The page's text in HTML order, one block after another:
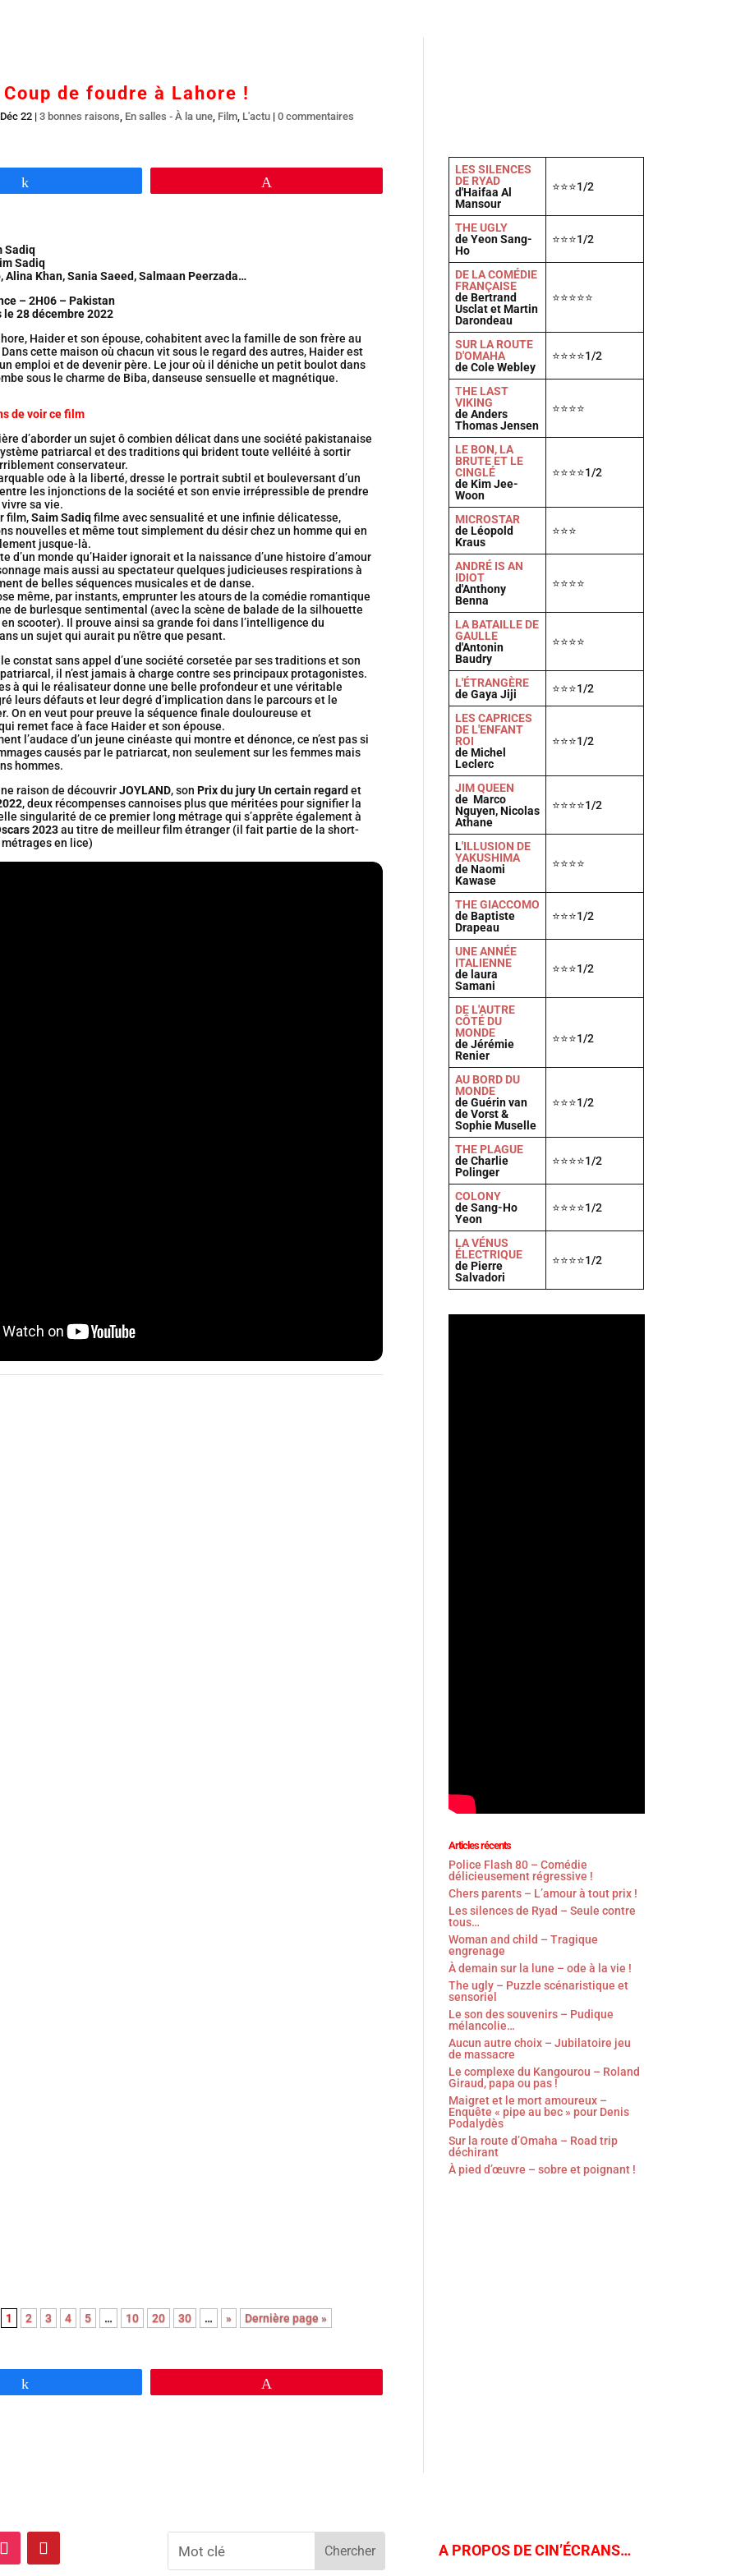
de foudre à Lahore !
22| 3 bonnes raisons, En salles - À la une, Film, L'actu| 0 commentaires
Sadiq
Sadiq
Alina Khan, Sania Saeed, Salmaan Peerzada…
– 2H06 – Pakistan
28 décembre 2022
Haider et son épouse, cohabitent avec la famille de son frère au
cette maison où chacun vit sous le regard des autres, Haider est
emploi et de devenir père. Le jour où il déniche un petit boulot dans
sous le charme de Biba, danseuse sensuelle et magnétique.
de voir ce film
d’aborder un sujet ô combien délicat dans une société pakistanaise
patriarcal et des traditions qui brident toute velléité à sortir
conservateur.
ode à la liberté, dresse le portrait subtil et bouleversant d’un
les injonctions de la société et son envie irrépressible de prendre
sa vie.
film,Saim Sadiqfilme avec sensualité et une infinie délicatesse,
nouvelles et même tout simplement du désir chez un homme qui en
jusque-là.
d’un monde qu’Haider ignorait et la naissance d’une histoire d’amour
mais aussi au spectateur quelques judicieuses respirations à
de belles séquences musicales et de danse.
même, par instants, emprunter les atours de la comédie romantique
de burlesque sentimental (avec la scène de balade de la silhouette
scooter). Il prouve ainsi sa grande foi dans l’intelligence du
un sujet qui aurait pu n’être que pesant.
constat sans appel d’une société corsetée par ses traditions et son
il n’est jamais à charge contre ses principaux protagonistes.
à qui le réalisateur donne une belle profondeur et une véritable
leurs défauts et leur degré d’implication dans le parcours et le
On en veut pour preuve la séquence finale douloureuse et
remet face à face Haider et son épouse.
l’audace d’un jeune cinéaste qui montre et dénonce, ce n’est pas si
causés par le patriarcat, non seulement sur les femmes mais
hommes.
raison de découvrirJOYLAND, son Prix du jury Un certain regardet
, deux récompenses cannoises plus que méritées pour signifier la
singularité de ce premier long métrage qui s’apprête également à
2023au titre de meilleur film étranger (il fait partie de la short-
en lice)
1 2 3 4 5 … 10 20 30 … » Dernière page »
LES SILENCES
DE RYAD
d'Haifaa Al
Mansour
⭐⭐⭐1/2
THE UGLY
de Yeon Sang-
Ho
⭐⭐⭐1/2
DE LA COMÉDIE
FRANÇAISE
de Bertrand
Usclat et Martin
Darondeau
⭐⭐⭐⭐⭐
SUR LA ROUTE
D'OMAHA
de Cole Webley
⭐⭐⭐⭐1/2
THE LAST
VIKING
de Anders
Thomas Jensen
⭐⭐⭐⭐
LE BON, LA
BRUTE ET LE
CINGLÉ
de Kim Jee-
Woon
⭐⭐⭐⭐1/2
MICROSTAR
de Léopold
Kraus
⭐⭐⭐
ANDRÉ IS AN
IDIOT
d'Anthony
Benna
⭐⭐⭐⭐
LA BATAILLE DE
GAULLE
d'Antonin
Baudry
⭐⭐⭐⭐
L'ÉTRANGÈRE
de Gaya Jiji
⭐⭐⭐1/2
LES CAPRICES
DE L'ENFANT
ROI
de Michel
Leclerc
⭐⭐⭐1/2
JIM QUEEN
de Marco
Nguyen, Nicolas
Athane
⭐⭐⭐⭐1/2
L'ILLUSION DE
YAKUSHIMA
de Naomi
Kawase
⭐⭐⭐⭐
THE GIACCOMO
de Baptiste
Drapeau
⭐⭐⭐1/2
UNE ANNÉE
ITALIENNE
de laura
Samani
⭐⭐⭐1/2
DE L'AUTRE
CÔTÉ DU
MONDE
de Jérémie
Renier
⭐⭐⭐1/2
AU BORD DU
MONDE
de Guérin van
de Vorst &
Sophie Muselle
⭐⭐⭐1/2
THE PLAGUE
de Charlie
Polinger
⭐⭐⭐⭐1/2
COLONY
de Sang-Ho
Yeon
⭐⭐⭐⭐1/2
LA VÉNUS
ÉLECTRIQUE
de Pierre
Salvadori
⭐⭐⭐⭐1/2
Articles récents
Police Flash 80 – Comédie
délicieusement régressive !
Chers parents – L’amour à tout prix !
Les silences de Ryad – Seule contre
tous…
Woman and child – Tragique
engrenage
À demain sur la lune – ode à la vie !
The ugly – Puzzle scénaristique et
sensoriel
Le son des souvenirs – Pudique
mélancolie…
Aucun autre choix – Jubilatoire jeu
de massacre
Le complexe du Kangourou – Roland
Giraud, papa ou pas !
Maigret et le mort amoureux –
Enquête « pipe au bec » pour Denis
Podalydès
Sur la route d’Omaha – Road trip
déchirant
À pied d’œuvre – sobre et poignant !
A PROPOS DE CIN’ÉCRANS…